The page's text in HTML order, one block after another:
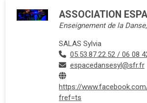
ASSOCIATION
Enseignement de la
SALAS Sylvia
05.53.87.22.52 / 06 08
espacedansesyl@sfr.fr
https://
fref=ts